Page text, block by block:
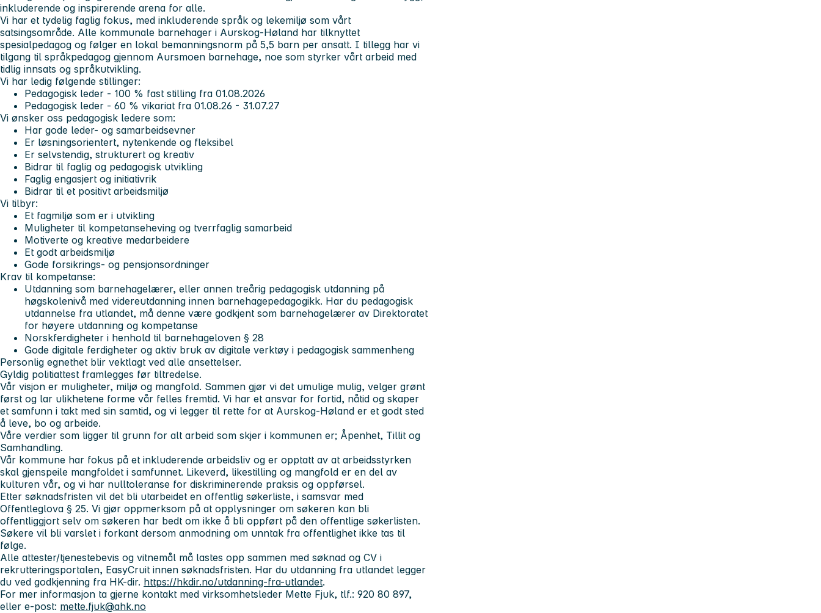
inkluderende og inspirerende arena for alle.
Vi har et tydelig faglig fokus, med inkluderende språk og lekemiljø som vårt
satsingsområde. Alle kommunale barnehager i Aurskog-Høland har tilknyttet
spesialpedagog og følger en lokal bemanningsnorm på 5,5 barn per ansatt. I tillegg har vi
tilgang til språkpedagog gjennom Aursmoen barnehage, noe som styrker vårt arbeid med
tidlig innsats og språkutvikling.
Vi har ledig følgende stillinger:
Pedagogisk leder - 100 % fast stilling fra 01.08.2026
Pedagogisk leder - 60 % vikariat fra 01.08.26 - 31.07.27
Vi ønsker oss pedagogisk ledere som:
Har gode leder- og samarbeidsevner
Er løsningsorientert, nytenkende og fleksibel
Er selvstendig, strukturert og kreativ
Bidrar til faglig og pedagogisk utvikling
Faglig engasjert og initiativrik
Bidrar til et positivt arbeidsmiljø
Vi tilbyr:
Et fagmiljø som er i utvikling
Muligheter til kompetanseheving og tverrfaglig samarbeid
Motiverte og kreative medarbeidere
Et godt arbeidsmiljø
Gode forsikrings- og pensjonsordninger
Krav til kompetanse:
Utdanning som barnehagelærer, eller annen treårig pedagogisk utdanning på
høgskolenivå med videreutdanning innen barnehagepedagogikk. Har du pedagogisk
utdannelse fra utlandet, må denne være godkjent som barnehagelærer av Direktoratet
for høyere utdanning og kompetanse
Norskferdigheter i henhold til barnehageloven § 28
Gode digitale ferdigheter og aktiv bruk av digitale verktøy i pedagogisk sammenheng
Personlig egnethet blir vektlagt ved alle ansettelser.
Gyldig politiattest framlegges før tiltredelse.
Vår visjon er muligheter, miljø og mangfold. Sammen gjør vi det umulige mulig, velger grønt
først og lar ulikhetene forme vår felles fremtid. Vi har et ansvar for fortid, nåtid og skaper
et samfunn i takt med sin samtid, og vi legger til rette for at Aurskog-Høland er et godt sted
å leve, bo og arbeide.
Våre verdier som ligger til grunn for alt arbeid som skjer i kommunen er; Åpenhet, Tillit og
Samhandling.
Vår kommune har fokus på et inkluderende arbeidsliv og er opptatt av at arbeidsstyrken
skal gjenspeile mangfoldet i samfunnet. Likeverd, likestilling og mangfold er en del av
kulturen vår, og vi har nulltoleranse for diskriminerende praksis og oppførsel.
Etter søknadsfristen vil det bli utarbeidet en offentlig søkerliste, i samsvar med
Offentleglova § 25. Vi gjør oppmerksom på at opplysninger om søkeren kan bli
offentliggjort selv om søkeren har bedt om ikke å bli oppført på den offentlige søkerlisten.
Søkere vil bli varslet i forkant dersom anmodning om unntak fra offentlighet ikke tas til
følge.
Alle attester/tjenestebevis og vitnemål må lastes opp sammen med søknad og CV i
rekrutteringsportalen, EasyCruit innen søknadsfristen. Har du utdanning fra utlandet legger
du ved godkjenning fra HK-dir. https://hkdir.no/utdanning-fra-utlandet.
For mer informasjon ta gjerne kontakt med virksomhetsleder Mette Fjuk, tlf.: 920 80 897,
eller e-post: mette.fjuk@ahk.no